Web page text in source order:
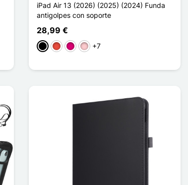
iPad Air 13 (2026) (2025) (2024) Funda
antigolpes con soporte
28,99 €
NegroRojoMagenta
Rosa+7